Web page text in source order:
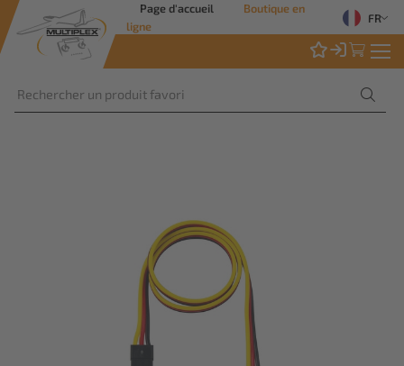
Page d'accueil
Boutique en
ligne
FR